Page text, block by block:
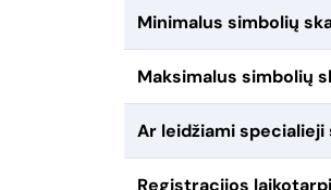
Minimalus simbolių
Maksimalus simbolių
Ar leidžiami specialieji
Registracijos